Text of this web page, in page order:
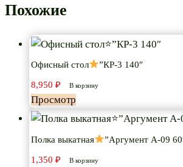
Похожие
Офисный стол ”КР-3 140″
8,950 ₽ В корзину
Просмотр
Полка выкатная ”Аргумент А-09
1,350 ₽ В корзину